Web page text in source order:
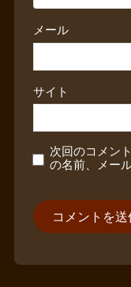
メール
サイト
次回のコメン
の名前、メー